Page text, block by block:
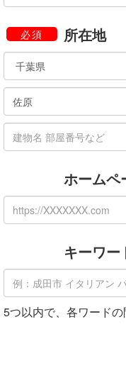
必須 所在地
ホームペ
キーワー
5つ以内で、各ワードの